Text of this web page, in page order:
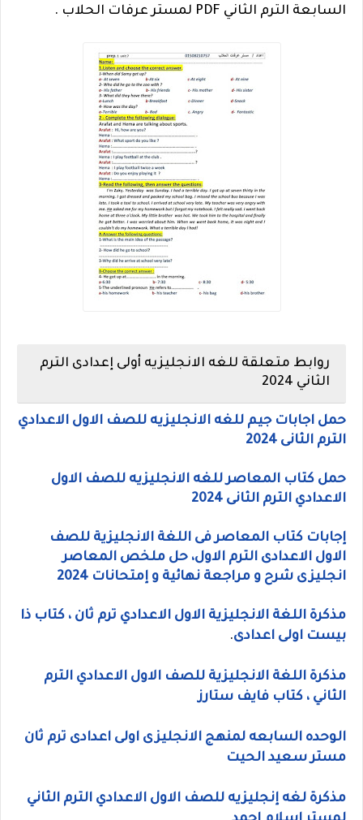
السابعة الترم الثاني PDF لمستر عرفات الحلاب .
روابط متعلقة للغه الانجليزيه أولى إعدادى الترم
الثاني 2024
حمل اجابات جيم للغه الانجليزيه للصف الاول الاعدادي
الترم الثانى 2024
حمل كتاب المعاصر للغه الانجليزيه للصف الاول
الاعدادي الترم الثانى 2024
إجابات كتاب المعاصر فى اللغة الانجليزية للصف
الاول الاعدادى الترم الاول، حل ملخص المعاصر
انجليزى شرح و مراجعة نهائية و إمتحانات 2024
مذكرة اللغة الانجليزية الاول الاعدادي ترم ثان ، كتاب ذا
بيست اولى اعدادى.
مذكرة اللغة الانجليزية للصف الاول الاعدادي الترم
الثاني ، كتاب فايف ستارز
الوحده السابعه لمنهج الانجليزى اولى اعدادى ترم ثان
مستر سعيد الحيت
مذكرة لغه إنجليزيه للصف الاول الاعدادي الترم الثاني